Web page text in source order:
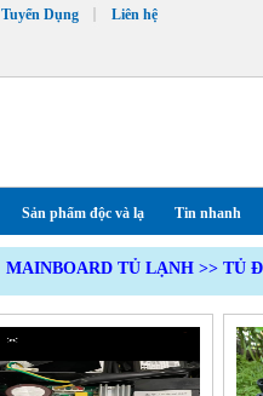
Tuyển Dụng Liên hệ
Sản phẩm độc và lạ Tin nhanh
MAINBOARD TỦ LẠNH >> TỦ